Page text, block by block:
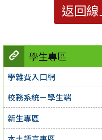
學生專區
學雜費入口網
校務系統－學生端
新生專區
返回